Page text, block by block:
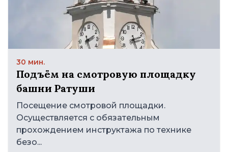
30 мин.
Подъём на смотровую площадку
башни Ратуши
Посещение смотровой площадки.
Осуществляется с обязательным
прохождением инструктажа по технике
безо...